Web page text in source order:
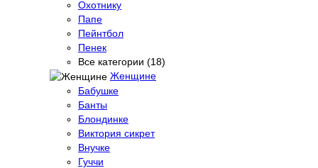
Охотнику
Папе
Пейнтбол
Пенек
Все категории (18)
Женщине
Бабушке
Банты
Блондинке
Виктория сикрет
Внучке
Гуччи